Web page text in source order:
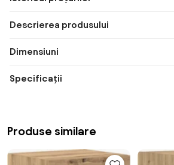
Descrierea produsului
Dimensiuni
Specificații
Produse similare